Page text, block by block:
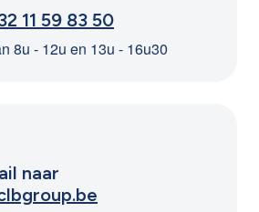
11 59 83 50
8u - 12u en 13u - 16u30
naar